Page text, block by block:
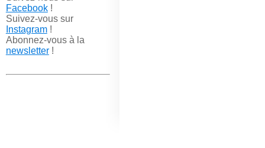
Facebook!
Suivez-vous sur
Instagram!
Abonnez-vous à la
newsletter!